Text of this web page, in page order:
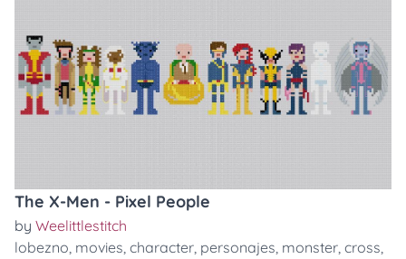
The X-Men - Pixel People
by Weelittlestitch
lobezno, movies, character, personajes, monster, cross,